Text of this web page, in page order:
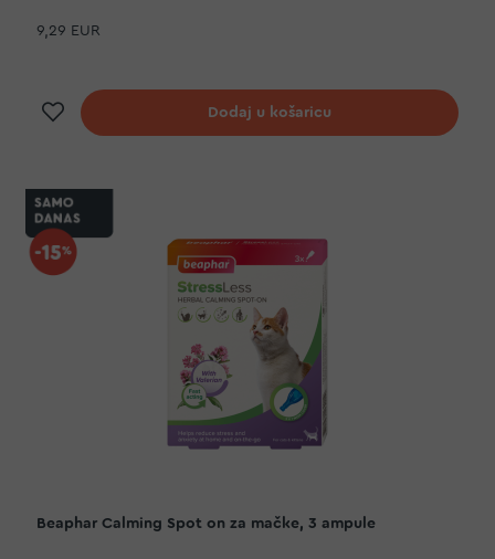
9,29 EUR
Dodaj na listu želja
Dodaj u košaricu
Beaphar Calming Spot on za mačke, 3 ampule